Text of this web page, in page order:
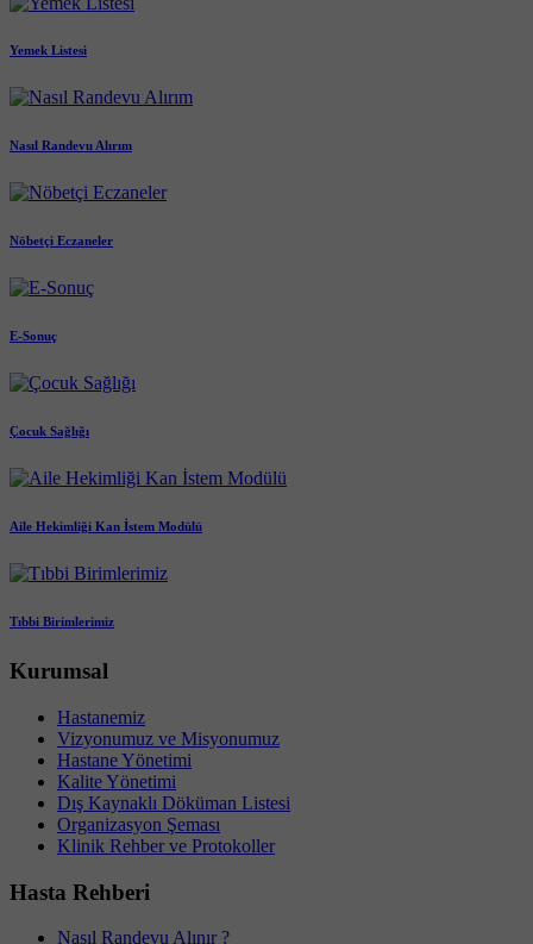
Yemek Listesi
Nasıl Randevu Alırım
Nöbetçi Eczaneler
E-Sonuç
Çocuk Sağlığı
Aile Hekimliği Kan İstem Modülü
Tıbbi Birimlerimiz
Kurumsal
Hastanemiz
Vizyonumuz ve Misyonumuz
Hastane Yönetimi
Kalite Yönetimi
Dış Kaynaklı Döküman Listesi
Organizasyon Şeması
Klinik Rehber ve Protokoller
Hasta Rehberi
Nasıl Randevu Alınır ?